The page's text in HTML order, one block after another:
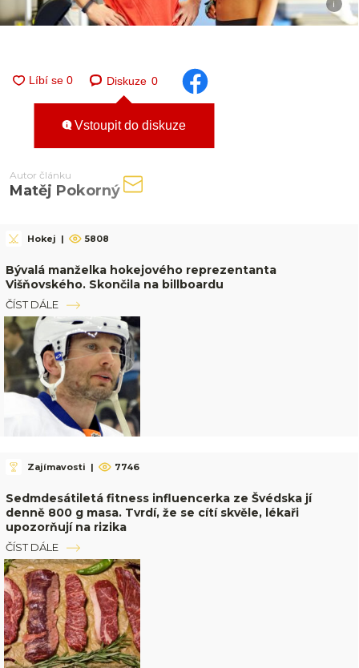
i
Diskuze 0
Vstoupit do diskuze
Autor článku
Matěj Pokorný
Hokej | 5808
Bývalá manželka hokejového reprezentanta
Višňovského. Skončila na billboardu
ČÍST DÁLE
Zajímavosti | 7746
Sedmdesátiletá fitness influencerka ze Švédska jí
denně 800 g masa. Tvrdí, že se cítí skvěle, lékaři
upozorňují na rizika
ČÍST DÁLE